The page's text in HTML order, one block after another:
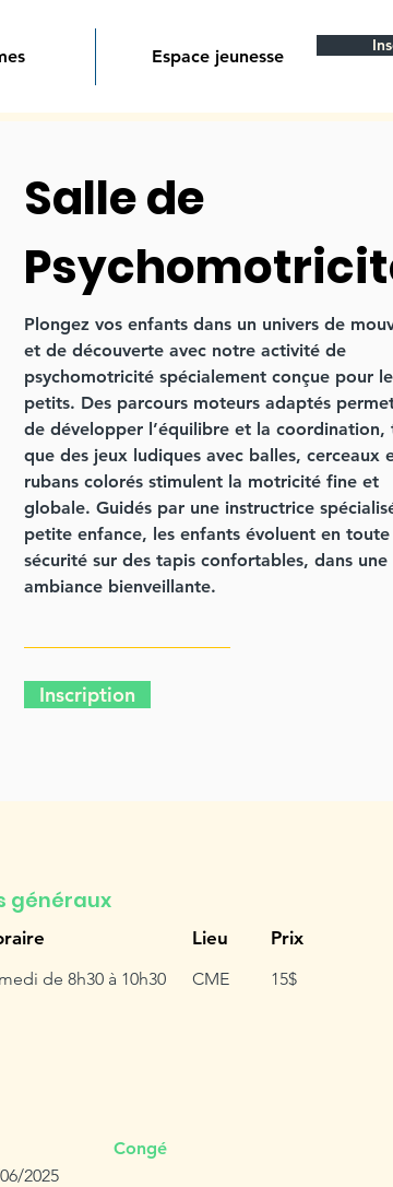
Espace jeunesse
Salle de
Plongez vos enfants dans un univers de
et de découverte avec notre activité de
psychomotricité spécialement conçue pour
petits. Des parcours moteurs adaptés
de développer l’équilibre et la coordination,
que des jeux ludiques avec balles, cerceaux
rubans colorés stimulent la motricité fine et
globale. Guidés par une instructrice
petite enfance, les enfants évoluent en toute
sécurité sur des tapis confortables, dans une
ambiance bienveillante.
Inscription
généraux
de 8h30 à 10h30
Lieu
CME
Prix
15$
2025
Congé